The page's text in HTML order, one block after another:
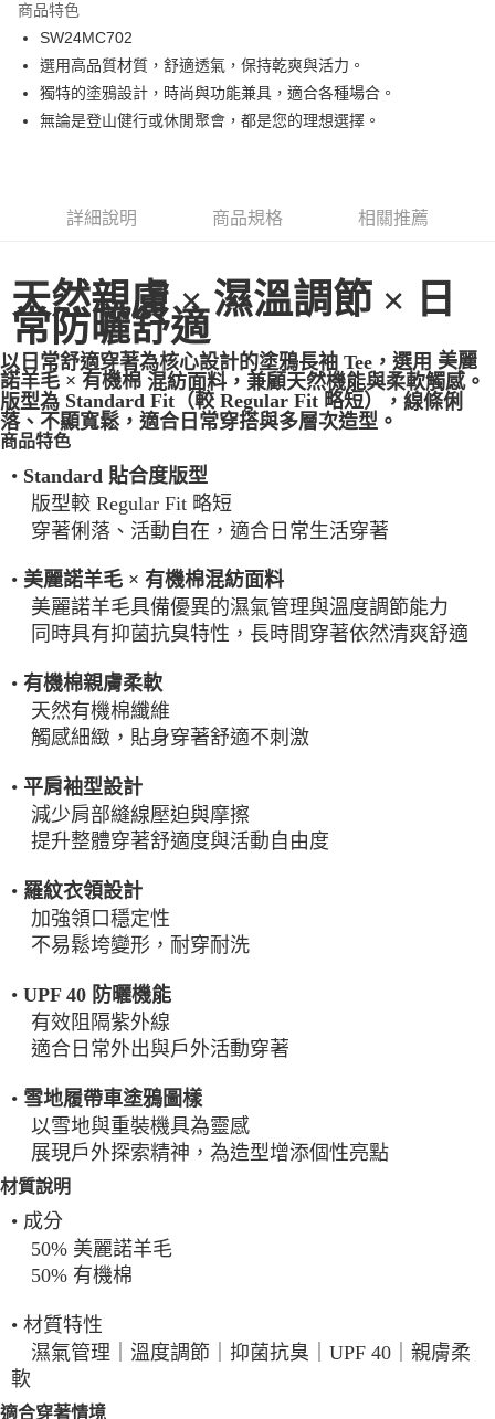
街口支付
悠遊付
ATM付款
全家超取(2000以上免運)
每筆NT$100，滿NT$2,000(含以上)免運費
一般7-11取貨
每筆NT$100
7-11超取(2000以上免運)
每筆NT$100，滿NT$2,000(含以上)免運費
一般宅配
每筆NT$100
每筆NT$100，滿NT$2,000(含以上)免運費
商品特色
SW24MC702
選用高品質材質，舒適透氣，保持乾爽與活力。
獨特的塗鴉設計，時尚與功能兼具，適合各種場合。
無論是登山健行或休閒聚會，都是您的理想選擇。
詳細說明 商品規格 相關推薦
天然親膚 × 濕溫調節 × 日
常防曬舒適
以日常舒適穿著為核心設計的塗鴉長袖 Tee，選用 美麗
諾羊毛 × 有機棉 混紡面料，兼顧天然機能與柔軟觸感。
版型為 Standard Fit（較 Regular Fit 略短）
，線條俐
落、不顯寬鬆，適合日常穿搭與多層次造型。
商品特色
• Standard 貼合度版型
版型較 Regular Fit 略短
穿著俐落、活動自在，適合日常生活穿著
• 美麗諾羊毛 × 有機棉混紡面料
美麗諾羊毛具備優異的濕氣管理與溫度調節能力
同時具有抑菌抗臭特性，長時間穿著依然清爽舒適
• 有機棉親膚柔軟
天然有機棉纖維
觸感細緻，貼身穿著舒適不刺激
• 平肩袖型設計
減少肩部縫線壓迫與摩擦
提升整體穿著舒適度與活動自由度
• 羅紋衣領設計
加強領口穩定性
不易鬆垮變形，耐穿耐洗
• UPF 40 防曬機能
有效阻隔紫外線
適合日常外出與戶外活動穿著
• 雪地履帶車塗鴉圖樣
以雪地與重裝機具為靈感
展現戶外探索精神，為造型增添個性亮點
材質說明
• 成分
50% 美麗諾羊毛
50% 有機棉
• 材質特性
濕氣管理｜溫度調節｜抑菌抗臭｜UPF 40｜親膚柔
軟
適合穿著情境